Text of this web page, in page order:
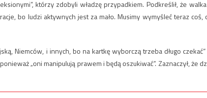
którzy zdobyli władzę przypadkiem. Podkreślił, że
bo ludzi aktywnych jest za mało. Musimy wymyśleć teraz coś,
Niemców, i innych, bo na kartkę wyborczą trzeba długo
„oni manipulują prawem i będą oszukiwać”. Zaznaczył, że